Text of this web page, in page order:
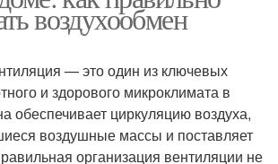
воздухообмен
— это один из ключевых
и здорового микроклимата в
обеспечивает циркуляцию воздуха,
воздушные массы и поставляет
организация вентиляции не